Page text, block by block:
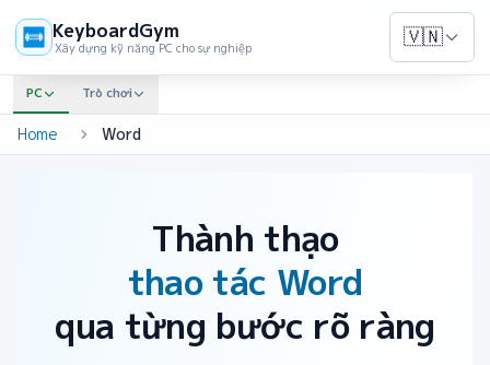
KeyboardGym
Xây dựng kỹ năng PC cho sự nghiệp 🇻🇳
PC Trò chơi
Home Word
Thành thạo
thao tác Word
qua từng bước rõ ràng